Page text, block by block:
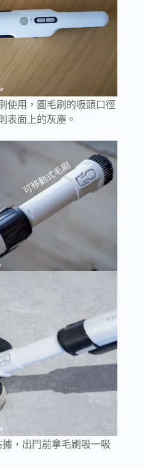
使用，圓毛刷的吸頭口徑
表面上的灰塵。
，出門前拿毛刷吸一吸